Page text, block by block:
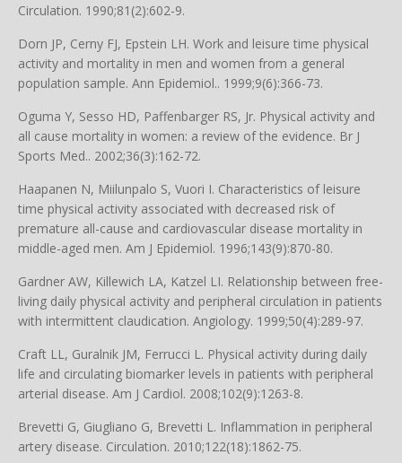
Circulation. 1990;81(2):602-9.
Dorn JP, Cerny FJ, Epstein LH. Work and leisure time physical
activity and mortality in men and women from a general
population sample. Ann Epidemiol.. 1999;9(6):366-73.
Oguma Y, Sesso HD, Paffenbarger RS, Jr. Physical activity and
all cause mortality in women: a review of the evidence. Br J
Sports Med.. 2002;36(3):162-72.
Haapanen N, Miilunpalo S, Vuori I. Characteristics of leisure
time physical activity associated with decreased risk of
premature all-cause and cardiovascular disease mortality in
middle-aged men. Am J Epidemiol. 1996;143(9):870-80.
Gardner AW, Killewich LA, Katzel LI. Relationship between free-
living daily physical activity and peripheral circulation in patients
with intermittent claudication. Angiology. 1999;50(4):289-97.
Craft LL, Guralnik JM, Ferrucci L. Physical activity during daily
life and circulating biomarker levels in patients with peripheral
arterial disease. Am J Cardiol. 2008;102(9):1263-8.
Brevetti G, Giugliano G, Brevetti L. Inflammation in peripheral
artery disease. Circulation. 2010;122(18):1862-75.